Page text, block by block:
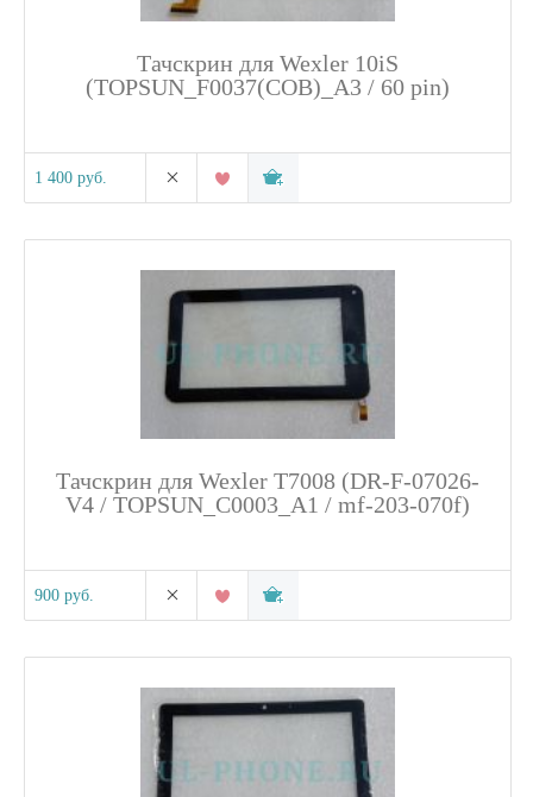
Тачскрин для Wexler 10iS
(TOPSUN_F0037(COB)_A3 / 60 pin)
1 400 руб.
Тачскрин для Wexler T7008 (DR-F-07026-
V4 / TOPSUN_C0003_A1 / mf-203-070f)
900 руб.